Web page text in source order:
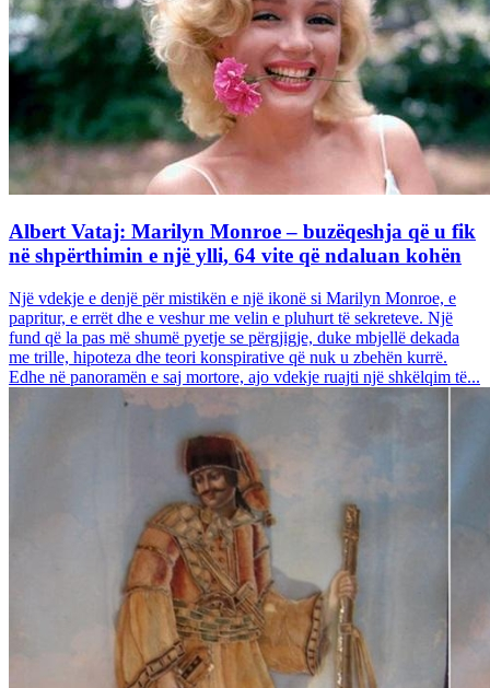
Albert Vataj: Marilyn Monroe – buzëqeshja që u fik
në shpërthimin e një ylli, 64 vite që ndaluan kohën
Një vdekje e denjë për mistikën e një ikonë si Marilyn Monroe, e
papritur, e errët dhe e veshur me velin e pluhurt të sekreteve. Një
fund që la pas më shumë pyetje se përgjigje, duke mbjellë dekada
me trille, hipoteza dhe teori konspirative që nuk u zbehën kurrë.
Edhe në panoramën e saj mortore, ajo vdekje ruajti një shkëlqim të...